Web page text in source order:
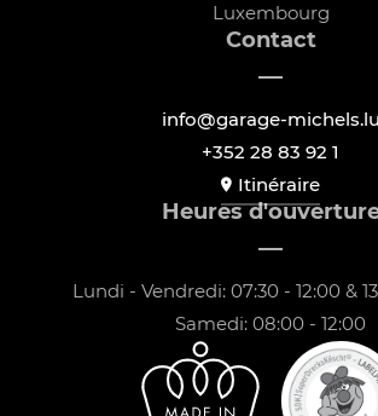
Luxembourg
Contact
info@garage-michels.lu
+352 28 83 92 1
Itinéraire
Heures
Lundi - Vendredi: 07:30 - 12:00 &
Samedi: 08:00 - 12:00